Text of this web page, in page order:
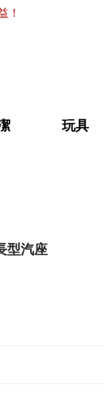
！
玩具
型汽座